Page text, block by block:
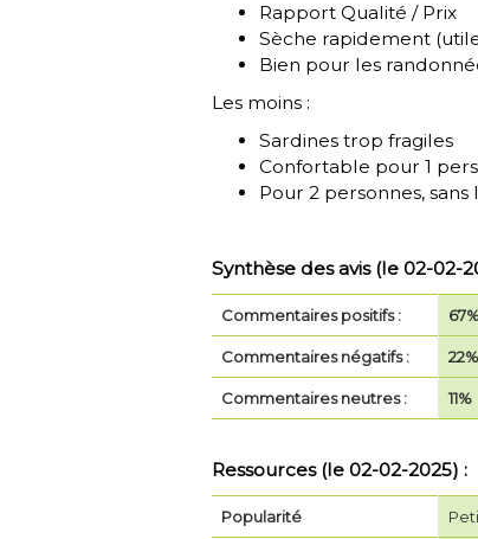
Rapport Qualité / Prix
Sèche rapidement
Bien pour les
Les moins :
Sardines trop fragiles
Confortable pour 1
Pour 2 personnes, sans
Synthèse des avis (le 02-02-
Commentaires positifs :
Commentaires négatifs : 22%
Commentaires neutres : 11%
Ressources (le 02-02-2025) :
Popularité